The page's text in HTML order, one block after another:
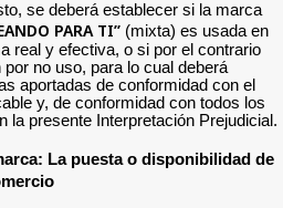
se deberá establecer si la marca
PARA TI” (mixta) es usada en
real y efectiva, o si por el contrario
no uso, para lo cual deberá
aportadas de conformidad con el
y, de conformidad con todos los
la presente Interpretación Prejudicial.
La puesta o disponibilidad de